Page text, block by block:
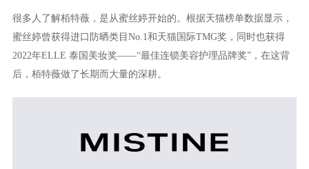
很多人了解栢特薇，是从蜜丝婷开始的。根据天猫榜单数据显示，
蜜丝婷曾获得进口防晒类目No.1和天猫国际TMG奖，同时也获得
2022年ELLE 泰国美妆奖——“最佳连锁美容护理品牌奖”，在这背
后，栢特薇做了长期而大量的深耕。